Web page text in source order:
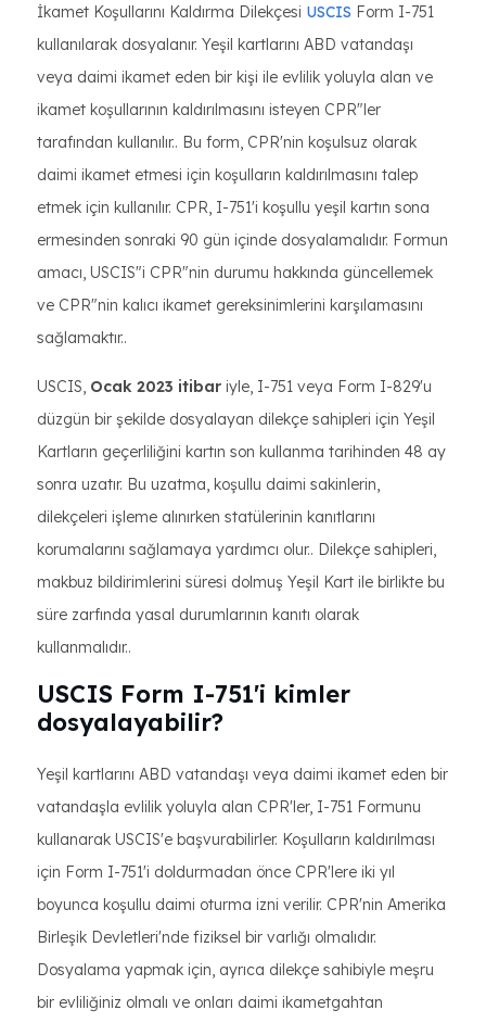
İkamet Koşullarını Kaldırma Dilekçesi USCIS Form I-751
kullanılarak dosyalanır. Yeşil kartlarını ABD vatandaşı
veya daimi ikamet eden bir kişi ile evlilik yoluyla alan ve
ikamet koşullarının kaldırılmasını isteyen CPR"ler
tarafından kullanılır.. Bu form, CPR'nin koşulsuz olarak
daimi ikamet etmesi için koşulların kaldırılmasını talep
etmek için kullanılır. CPR, I-751'i koşullu yeşil kartın sona
ermesinden sonraki 90 gün içinde dosyalamalıdır. Formun
amacı, USCIS"i CPR"nin durumu hakkında güncellemek
ve CPR"nin kalıcı ikamet gereksinimlerini karşılamasını
sağlamaktır..
USCIS, Ocak 2023 itibar iyle, I-751 veya Form I-829'u
düzgün bir şekilde dosyalayan dilekçe sahipleri için Yeşil
Kartların geçerliliğini kartın son kullanma tarihinden 48 ay
sonra uzatır. Bu uzatma, koşullu daimi sakinlerin,
dilekçeleri işleme alınırken statülerinin kanıtlarını
korumalarını sağlamaya yardımcı olur.. Dilekçe sahipleri,
makbuz bildirimlerini süresi dolmuş Yeşil Kart ile birlikte bu
süre zarfında yasal durumlarının kanıtı olarak
kullanmalıdır..
USCIS Form I-751'i kimler
dosyalayabilir?
Yeşil kartlarını ABD vatandaşı veya daimi ikamet eden bir
vatandaşla evlilik yoluyla alan CPR'ler, I-751 Formunu
kullanarak USCIS'e başvurabilirler. Koşulların kaldırılması
için Form I-751'i doldurmadan önce CPR'lere iki yıl
boyunca koşullu daimi oturma izni verilir. CPR'nin Amerika
Birleşik Devletleri'nde fiziksel bir varlığı olmalıdır.
Dosyalama yapmak için, ayrıca dilekçe sahibiyle meşru
bir evliliğiniz olmalı ve onları daimi ikametgahtan